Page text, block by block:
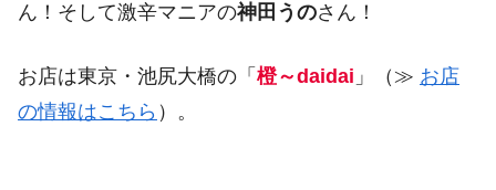
ん！そして激辛マニアの神田うのさん！
お店は東京・池尻大橋の「 橙～daidai 」（≫ お店
の情報はこちら ）。